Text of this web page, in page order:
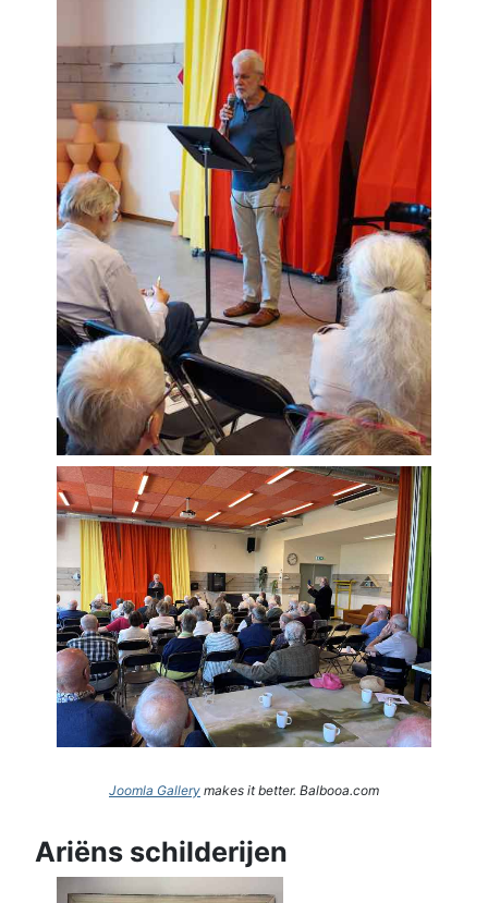
Joomla Gallery makes it better. Balbooa.com
Ariëns schilderijen